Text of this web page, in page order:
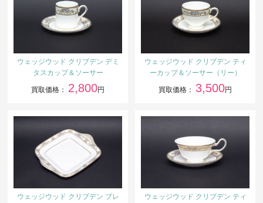
ウェッジウッド クリブデン デミ
タスカップ＆ソーサー
買取価格： 2,800円
ウェッジウッド クリブデン ティ
ーカップ＆ソーサー（リー）
買取価格： 3,500円
ウェッジウッド クリブデン ブレ
ウェッジウッド クリブデン ティ